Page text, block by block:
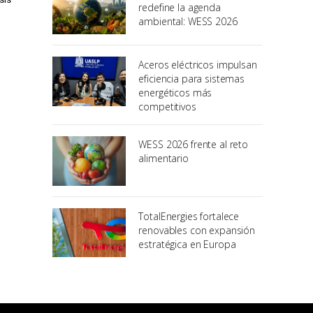
redefine la agenda
ambiental: WESS 2026
Aceros eléctricos impulsan
eficiencia para sistemas
energéticos más
competitivos
WESS 2026 frente al reto
alimentario
TotalEnergies fortalece
renovables con expansión
estratégica en Europa